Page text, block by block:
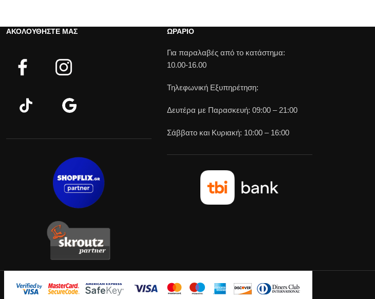
ΑΚΟΛΟΥΘΉΣΤΕ ΜΑΣ ΩΡΑΡΙΟ
Για παραλαβές από το κατάστημα:
10.00-16.00
Τηλεφωνική Εξυπηρέτηση:
Δευτέρα με Παρασκευή: 09:00 – 21:00
Σάββατο και Κυριακή: 10:00 – 16:00